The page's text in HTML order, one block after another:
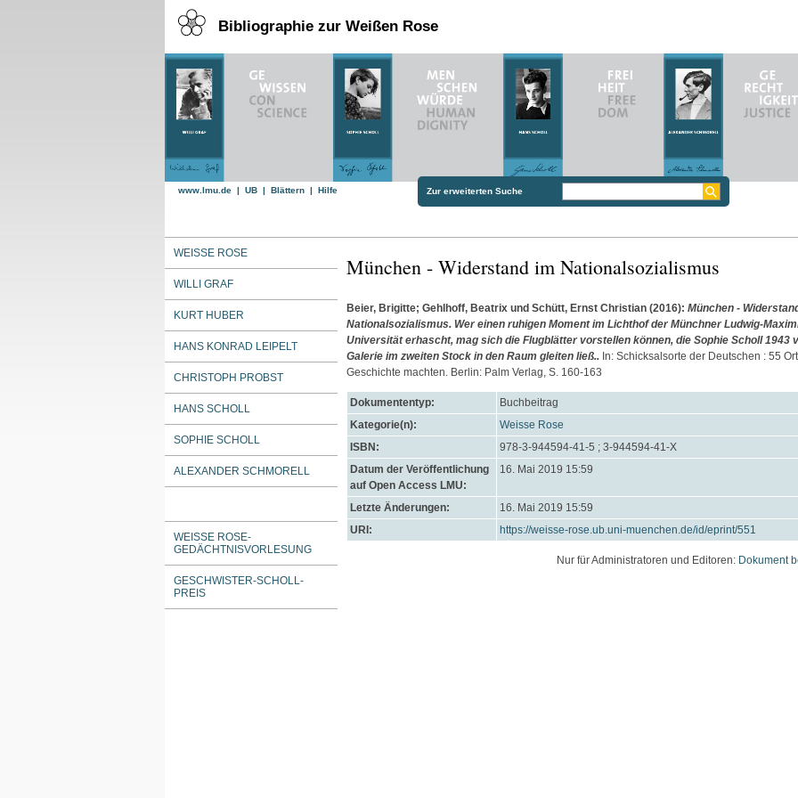
Bibliographie zur Weißen Rose
www.lmu.de| UB| Blättern| Hilfe Zur erweiterten Suche
WEISSE ROSE
WILLI GRAF
KURT HUBER
HANS KONRAD LEIPELT
CHRISTOPH PROBST
HANS SCHOLL
SOPHIE SCHOLL
ALEXANDER SCHMORELL
WEISSE ROSE-G
EDÄCHTNISVORLESUNG
GESCHWISTER-SCHOLL-
PREIS
München - Widerstand im Nationalsozialismus
Beier, Brigitte; Gehlhoff, Beatrixund Schütt, Ernst Christian (2016): München -
Nationalsozialismus. Wer einen ruhigen Moment im Lichthof der Münchner Ludwig-
Universität erhascht, mag sich die Flugblätter vorstellen können, die Sophie Scholl 1943
Galerie im zweiten Stock in den Raum gleiten ließ..In: Schicksalsorte der Deutschen : 55
Geschichte machten. Berlin: Palm Verlag, S. 160-163
Dokumententyp:
Buchbeitrag
Kategorie(n):
Weisse Rose
ISBN:
978-3-944594-41-5 ; 3-944594-41-X
Datum der Veröffentlichung
auf Open Access LMU:
16. Mai 2019 15:59
Letzte Änderungen:
16. Mai 2019 15:59
URI:
https://weisse-rose.ub.uni-muenchen.de/id/eprint/551
Nur für Administratoren und Editoren: Dokument